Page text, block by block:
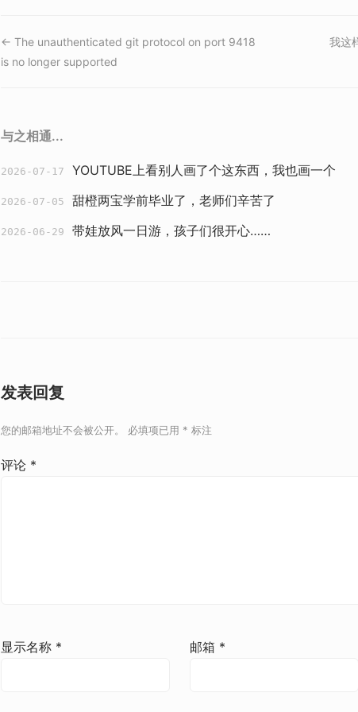
← The unauthenticated git protocol on port 9418
is no longer supported
我这
与之相通...
2026-07-17 YOUTUBE上看别人画了个这东西，我也画一个
2026-07-05 甜橙两宝学前毕业了，老师们辛苦了
2026-06-29 带娃放风一日游，孩子们很开心……
发表回复
您的邮箱地址不会被公开。 必填项已用 * 标注
评论 *
显示名称 * 邮箱 *